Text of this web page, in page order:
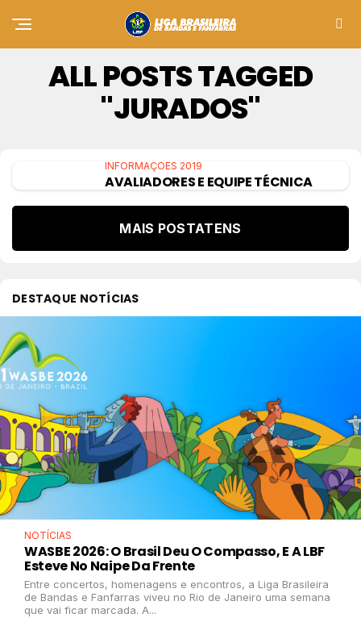
ALL POSTS TAGGED
"JURADOS"
INFORMAÇÕES 2019
AVALIADORES E EQUIPE TÉCNICA
MAIS POSTATENS
DESTAQUE NOTÍCIAS
NOTÍCIAS
WASBE 2026: O Brasil Deu O Compasso, E A LBF
Esteve No Naipe Da Frente
Entre concertos, homenagens e encontros, a Liga Brasileira
de Bandas e Fanfarras viveu no Rio de Janeiro uma semana
que vai ficar marcada. A...